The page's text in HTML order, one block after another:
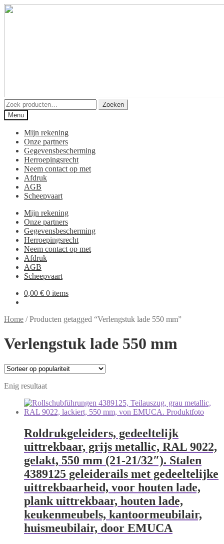
Ga
Ga
Zoeken
naar:
Zoeken
Menu
Mijn rekening
Onze partners
Gegevensbescherming
Herroepingsrecht
Neem contact op met
Afdruk
AGB
Scheepvaart
Mijn rekening
Onze partners
Gegevensbescherming
Herroepingsrecht
Neem contact op met
Afdruk
AGB
Scheepvaart
0,00 € 0 items
Home /Producten getagged “Verlengstuk lade 550 mm”
Verlengstuk lade 550 mm
Enig resultaat
Roldrukgeleiders, gedeeltelijk
uittrekbaar, grijs metallic, RAL 9022,
gelakt, 550 mm (21-21/32″). Stalen
4389125 geleiderails met gedeeltelijke
uittrekbaarheid, voor houten lade,
plank uittrekbaar, houten lade,
keukenmeubels, kantoormeubilair,
huismeubilair, door EMUCA